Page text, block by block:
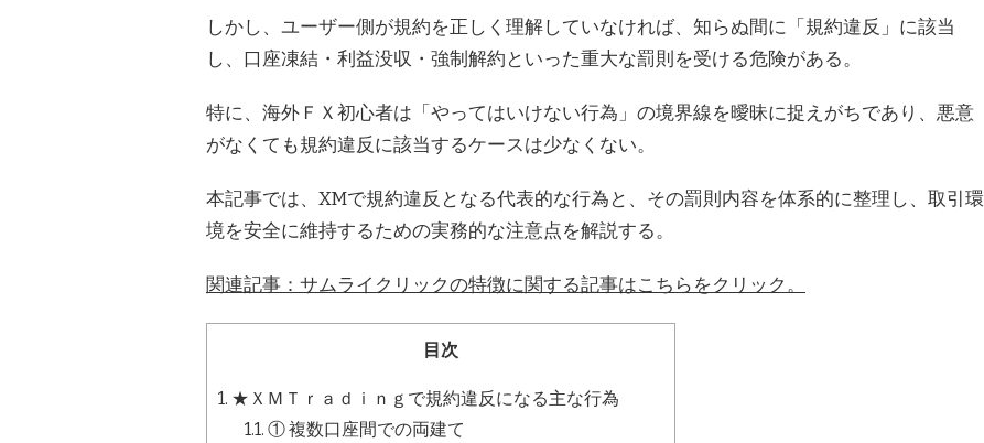
しかし、ユーザー側が規約を正しく理解していなければ、知らぬ間に「規約違反」に該当
し、口座凍結・利益没収・強制解約といった重大な罰則を受ける危険がある。
特に、海外ＦＸ初心者は「やってはいけない行為」の境界線を曖昧に捉えがちであり、悪意
がなくても規約違反に該当するケースは少なくない。
本記事では、XMで規約違反となる代表的な行為と、その罰則内容を体系的に整理し、取引環
境を安全に維持するための実務的な注意点を解説する。
関連記事：サムライクリックの特徴に関する記事はこちらをクリック。
目次
1. ★ＸＭＴｒａｄｉｎｇで規約違反になる主な行為
1.1. ① 複数口座間での両建て